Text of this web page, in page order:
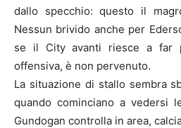
dallo specchio: questo il
Nessun brivido anche per
se il City avanti riesce a far
offensiva, è non pervenuto.
La situazione di stallo sembra
quando cominciano a vedersi
Gundogan controlla in area,